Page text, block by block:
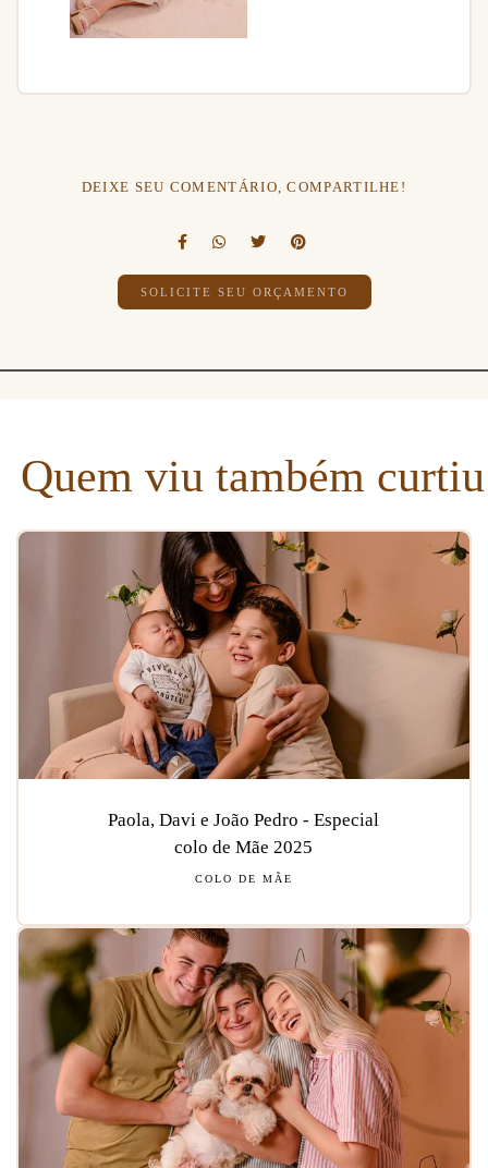
DEIXE SEU COMENTÁRIO, COMPARTILHE!
SOLICITE SEU ORÇAMENTO
Quem viu também curtiu
Paola, Davi e João Pedro - Especial
colo de Mãe 2025
COLO DE MÃE